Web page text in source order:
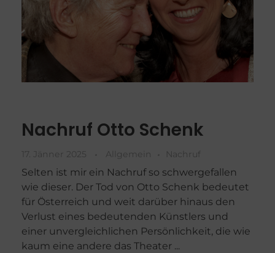
Nachruf Otto Schenk
17. Jänner 2025 Allgemein Nachruf
Selten ist mir ein Nachruf so schwergefallen
wie dieser. Der Tod von Otto Schenk bedeutet
für Österreich und weit darüber hinaus den
Verlust eines bedeutenden Künstlers und
einer unvergleichlichen Persönlichkeit, die wie
kaum eine andere das Theater ...